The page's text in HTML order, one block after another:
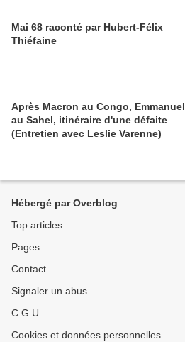
Mai 68 raconté par Hubert-Félix
Thiéfaine
Après Macron au Congo, Emmanuel
au Sahel, itinéraire d'une défaite
(Entretien avec Leslie Varenne)
Hébergé par Overblog
Top articles
Pages
Contact
Signaler un abus
C.G.U.
Cookies et données personnelles